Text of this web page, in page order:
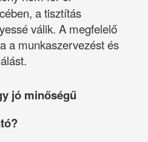
a tisztítás
válik. A megfelelő
a munkaszervezést és
jó minőségű